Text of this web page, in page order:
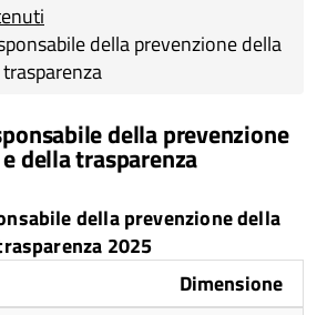
della prevenzione della
della prevenzione
della trasparenza
della prevenzione della
2025
Dimensione